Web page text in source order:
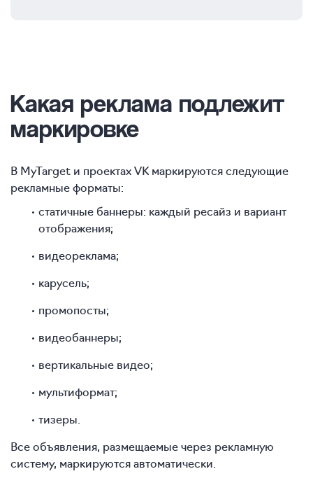
Какая реклама подлежит
маркировке
В MyTarget и проектах VK маркируются следующие
рекламные форматы:
статичные баннеры: каждый ресайз и вариант
отображения;
видеореклама;
карусель;
промопосты;
видеобаннеры;
вертикальные видео;
мультиформат;
тизеры.
Все объявления, размещаемые через рекламную
систему, маркируются автоматически.